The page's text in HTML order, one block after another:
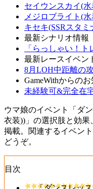
セイウンスカイ(
メジロブライト(
キセキ(SSRスタ
最新シナリオ情報
「らっしゃい！
最新レースイベン
8月LOH中距離の
GameWithからの
未経験可&完全在
ウマ娘のイベント「ダ
衣装))」の選択肢と効
掲載。関連するイベン
どうぞ。
目次